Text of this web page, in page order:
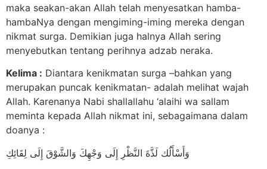
maka seakan-akan Allah telah menyesatkan hamba-
hambaNya dengan mengiming-iming mereka dengan
nikmat surga. Demikian juga halnya Allah sering
menyebutkan tentang perihnya adzab neraka.
Kelima : Diantara kenikmatan surga –bahkan yang
merupakan puncak kenikmatan- adalah melihat wajah
Allah. Karenanya Nabi shallallahu ‘alaihi wa sallam
meminta kepada Allah nikmat ini, sebagaimana dalam
doanya :
وَأَسْأَلَُك لَذَّةَ النَّظْرِ إِلَى وَجْهِكَ وَالشَّوْقَ إِلَى لِقَائِكِ